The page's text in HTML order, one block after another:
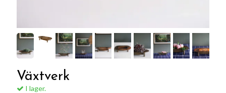
Växtverk
I lager.